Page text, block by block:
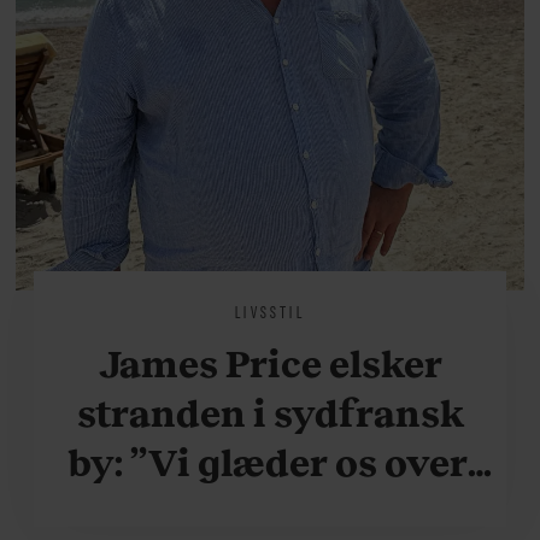
LIVSSTIL
James Price elsker
stranden i sydfransk
by: ”Vi glæder os over,